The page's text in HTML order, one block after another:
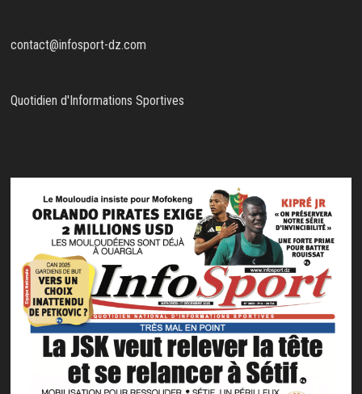
contact@infosport-dz.com
Quotidien d'Informations Sportives